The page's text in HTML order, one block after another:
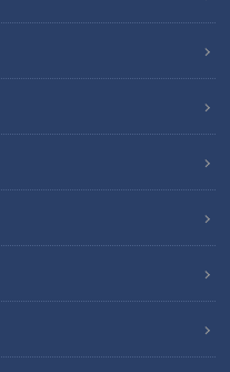
していたイギリス人だっ
ィルキンソン」というブラ
飲料に育っていった。